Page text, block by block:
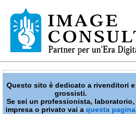
Questo sito è dedicato a rivenditori e
grossisti.
Se sei un professionista, laboratorio,
impresa o privato vai aquesta pagina